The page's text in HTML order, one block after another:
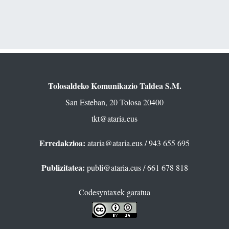
Tolosaldeko Komunikazio Taldea S.M.
San Esteban, 20 Tolosa 20400
tkt@ataria.eus
Erredakzioa: ataria@ataria.eus/ 943 655 695
Publizitatea: publi@ataria.eus/ 661 678 818
Codesyntaxek garatua